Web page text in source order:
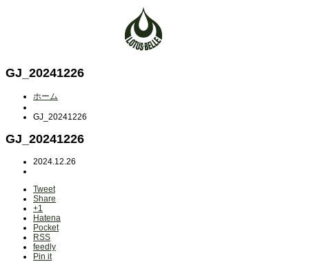
GJ_20241226
ホーム
GJ_20241226
GJ_20241226
2024.12.26
Tweet
Share
+1
Hatena
Pocket
RSS
feedly
Pin it